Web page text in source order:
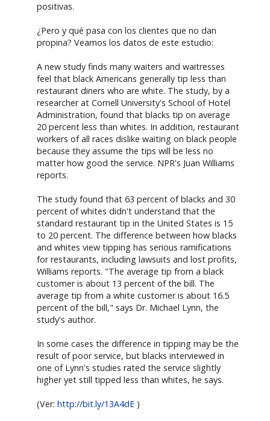
positivas.
¿Pero y qué pasa con los clientes que no dan
propina? Veamos los datos de este estudio:
A new study finds many waiters and waitresses
feel that black Americans generally tip less than
restaurant diners who are white. The study, by a
researcher at Cornell University's School of Hotel
Administration, found that blacks tip on average
20 percent less than whites. In addition, restaurant
workers of all races dislike waiting on black people
because they assume the tips will be less no
matter how good the service. NPR's Juan Williams
reports.
The study found that 63 percent of blacks and 30
percent of whites didn't understand that the
standard restaurant tip in the United States is 15
to 20 percent. The difference between how blacks
and whites view tipping has serious ramifications
for restaurants, including lawsuits and lost profits,
Williams reports. "The average tip from a black
customer is about 13 percent of the bill. The
average tip from a white customer is about 16.5
percent of the bill," says Dr. Michael Lynn, the
study's author.
In some cases the difference in tipping may be the
result of poor service, but blacks interviewed in
one of Lynn's studies rated the service slightly
higher yet still tipped less than whites, he says.
(Ver:http://bit.ly/13A4dE )